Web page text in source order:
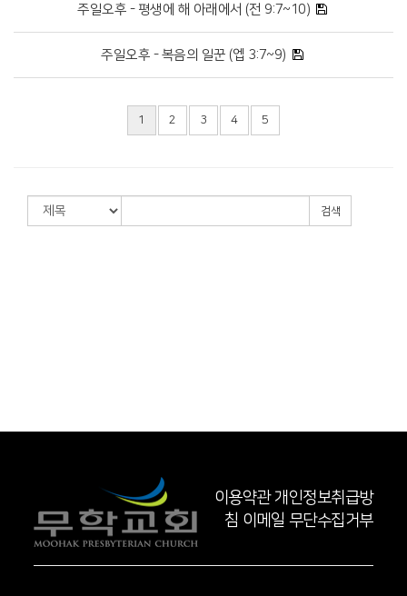
주일오후 - 평생에 해 아래에서 (전 9:7~10)
주일오후 - 복음의 일꾼 (엡 3:7~9)
1 2 3 4 5
검색
이용약관 개인정보취급방
침 이메일 무단수집거부